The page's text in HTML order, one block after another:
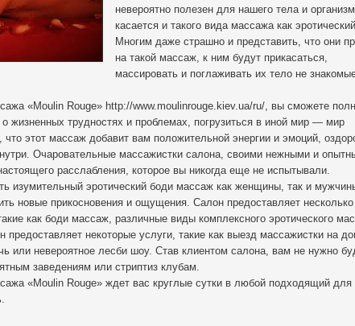
невероятно полезен для нашего тела и
касается и такого вида массажа как
Многим даже страшно и представить, что они
на такой массаж, к ним будут прикасаться,
массировать и поглаживать их тело не
«Moulin Rouge» http://www.moulinrouge.kiev.ua/ru/, вы сможете
о жизненных трудностях и проблемах, погрузиться в иной мир — мир
что этот массаж добавит вам положительной энергии и эмоций,
Очаровательные массажистки салона, своими нежными и
расслабления, которое вы никогда еще не испытывали.
изумительный эротический боди массаж как женщины, так и
новые прикосновения и ощущения. Салон предоставляет
как боди массаж, различные виды комплексного эротического
некоторые услуги, такие как выезд массажистки на
или невероятное лесби шоу. Став клиентом салона, вам не нужно
заведениям или стриптиз клубам.
«Moulin Rouge» ждет вас круглые сутки в любой подходящий для